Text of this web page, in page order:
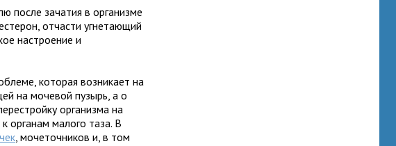
после зачатия в организме
отчасти угнетающий
настроение и
которая возникает на
на мочевой пузырь, а о
организма на
органам малого таза. В
, мочеточников и, в том